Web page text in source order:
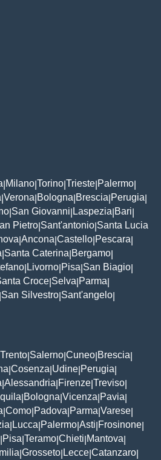
Milano Torino Trieste Palermo
Verona Bologna Brescia Perugia
San Giovanni Laspezia Bari
Pietro Sant'antonio Santa Lucia
Ancona Castello Pescara
Santa Caterina Bergamo
Livorno Pisa San Biagio
Croce Selva Parma
San Silvestro Sant'angelo
Trento Salerno Cuneo Brescia
Cosenza Udine Perugia
Alessandria Firenze Treviso
Bologna Vicenza Pavia
Como Padova Parma Varese
Lucca Palermo Asti Frosinone
Pisa Teramo Chieti Mantova
Grosseto Lecce Catanzaro